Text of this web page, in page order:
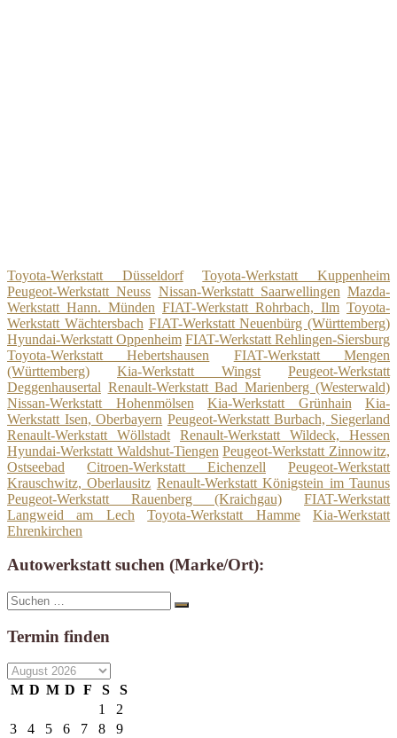
Toyota-Werkstatt Düsseldorf
Toyota-Werkstatt Kuppenheim
Peugeot-Werkstatt Neuss Nissan-Werkstatt Saarwellingen Mazda-
Werkstatt Hann. Münden FIAT-Werkstatt Rohrbach, Ilm Toyota-
Werkstatt Wächtersbach FIAT-Werkstatt Neuenbürg (Württemberg)
Hyundai-Werkstatt Oppenheim FIAT-Werkstatt Rehlingen-Siersburg
Toyota-Werkstatt Hebertshausen
FIAT-Werkstatt Mengen
(Württemberg)
Kia-Werkstatt Wingst
Peugeot-Werkstatt
Deggenhausertal Renault-Werkstatt Bad Marienberg (Westerwald)
Nissan-Werkstatt Hohenmölsen
Kia-Werkstatt Grünhain
Kia-
Werkstatt Isen, Oberbayern Peugeot-Werkstatt Burbach, Siegerland
Renault-Werkstatt Wöllstadt
Renault-Werkstatt Wildeck, Hessen
Hyundai-Werkstatt Waldshut-Tiengen Peugeot-Werkstatt Zinnowitz,
Ostseebad
Citroen-Werkstatt Eichenzell
Peugeot-Werkstatt
Krauschwitz, Oberlausitz Renault-Werkstatt Königstein im Taunus
Peugeot-Werkstatt Rauenberg (Kraichgau)
FIAT-Werkstatt
Langweid am Lech
Toyota-Werkstatt Hamme
Kia-Werkstatt
Ehrenkirchen
Autowerkstatt suchen (Marke/Ort):
Suche
nach:
Suchen
Termin finden
M D M D F S
S
1
2
3
4 5 6 7 8
9